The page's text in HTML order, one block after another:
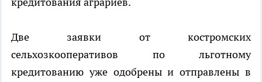
Две заявки от костромских
сельхозкооперативов по льготному
кредитованию уже одобрены и отправлены в